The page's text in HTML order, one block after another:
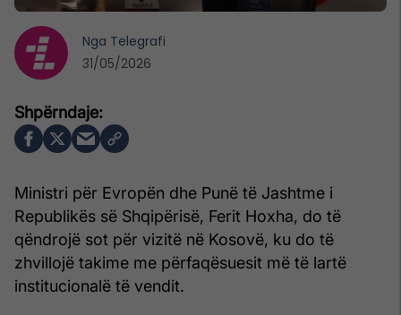
Ministri për Evropën dhe Punë të Jashtme i
Republikës së Shqipërisë, Ferit Hoxha, do të
qëndrojë sot për vizitë në Kosovë, ku do të
zhvillojë takime me përfaqësuesit më të lartë
institucionalë të vendit.
Nga Telegrafi
31/05/2026